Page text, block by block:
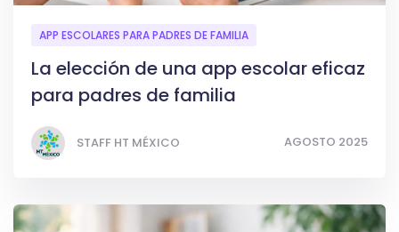
APP ESCOLARES PARA PADRES DE FAMILIA
La elección de una app escolar eficaz
para padres de familia
STAFF HT MÉXICO AGOSTO 2025